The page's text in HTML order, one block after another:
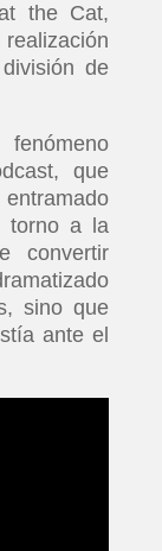
the Cat,
de
que
torno a la
convertir
sino que
ante el